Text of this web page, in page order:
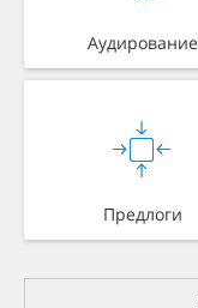
Аудирование
Предлоги